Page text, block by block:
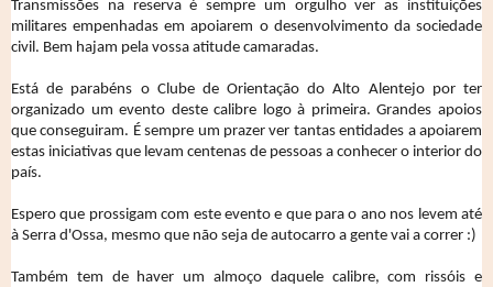
Transmissões na reserva é sempre um orgulho ver as instituições
militares empenhadas em apoiarem o desenvolvimento da sociedade
civil. Bem hajam pela vossa atitude camaradas.
Está de parabéns o Clube de Orientação do Alto Alentejo por ter
organizado um evento deste calibre logo à primeira. Grandes apoios
que conseguiram. É sempre um prazer ver tantas entidades a apoiarem
estas iniciativas que levam centenas de pessoas a conhecer o interior do
país.
Espero que prossigam com este evento e que para o ano nos levem até
à Serra d'Ossa, mesmo que não seja de autocarro a gente vai a correr :)
Também tem de haver um almoço daquele calibre, com rissóis e